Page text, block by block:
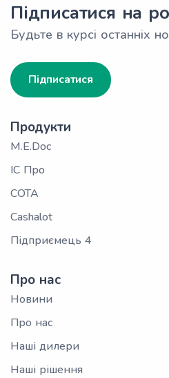
Підписатися на
Будьте в курсі останніх
Підписатися
Продукти
M.E.Doc
ІС Про
СОТА
Cashalot
Підприємець 4
Про нас
Новини
Про нас
Наші дилери
Наші рішення